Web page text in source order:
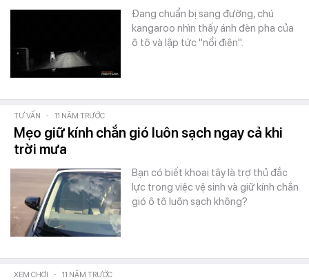
Đang chuẩn bị sang đường, chú
kangaroo nhìn thấy ánh đèn pha của
ô tô và lập tức "nổi điên".
TƯ VẤN - 11 NĂM TRƯỚC
Mẹo giữ kính chắn gió luôn sạch ngay cả khi
trời mưa
Bạn có biết khoai tây là trợ thủ đắc
lực trong việc vệ sinh và giữ kính chắn
gió ô tô luôn sạch không?
XEM CHƠI - 11 NĂM TRƯỚC